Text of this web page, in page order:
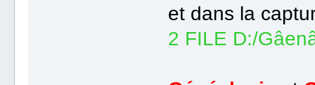
et dans la
2 FILE D:/